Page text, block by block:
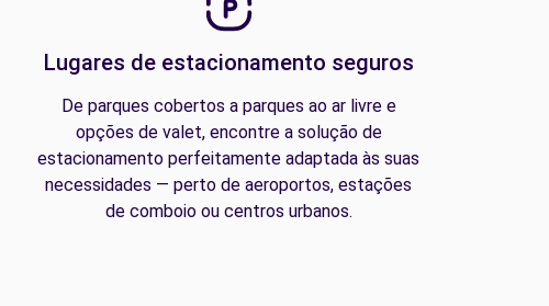
Lugares de estacionamento seguros
De parques cobertos a parques ao ar livre e
opções de valet, encontre a solução de
estacionamento perfeitamente adaptada às suas
necessidades — perto de aeroportos, estações
de comboio ou centros urbanos.